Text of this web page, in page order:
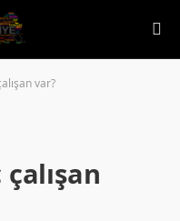
var?